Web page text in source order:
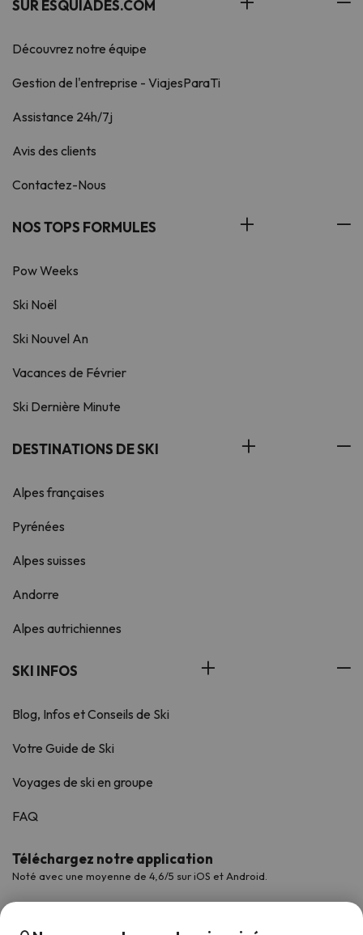
SUR ESQUIADES.COM
Découvrez notre équipe
Gestion de l'entreprise - ViajesParaTi
Assistance 24h/7j
Avis des clients
Contactez-Nous
NOS TOPS FORMULES
Pow Weeks
Ski Noël
Ski Nouvel An
Vacances de Février
Ski Dernière Minute
DESTINATIONS DE SKI
Alpes françaises
Pyrénées
Alpes suisses
Andorre
Alpes autrichiennes
SKI INFOS
Blog, Infos et Conseils de Ski
Votre Guide de Ski
Voyages de ski en groupe
FAQ
Téléchargez notre application
Noté avec une moyenne de 4,6/5 sur iOS et Android.